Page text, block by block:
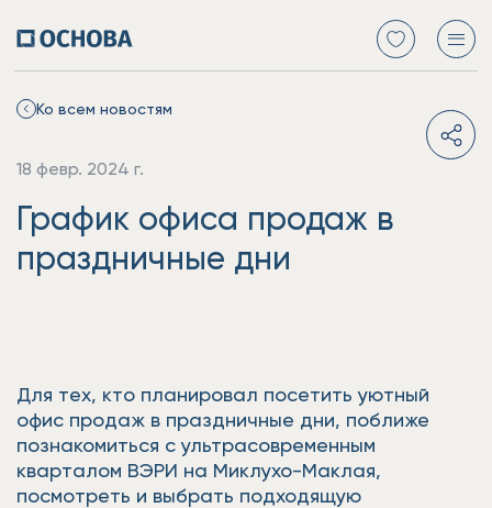
Ко всем новостям
18 февр. 2024 г.
График офиса продаж в
праздничные дни
Для тех, кто планировал посетить уютный
офис продаж в праздничные дни, поближе
познакомиться с ультрасовременным
кварталом ВЭРИ на Миклухо-Маклая,
посмотреть и выбрать подходящую